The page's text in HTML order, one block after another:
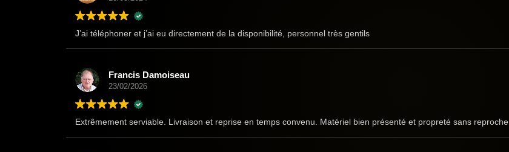
J’ai téléphoner et j’ai eu directement de la disponibilité, personnel très gentils
Francis Damoiseau
23/02/2026
Extrêmement serviable. Livraison et reprise en temps convenu. Matériel bien présenté et propreté sans reproche.